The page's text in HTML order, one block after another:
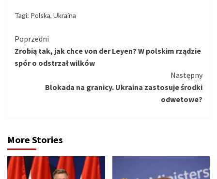
Tagi: Polska, Ukraina
Kontynuuj
czytanie
Poprzedni
Zrobią tak, jak chce von der Leyen? W polskim rządzie
spór o odstrzał wilków
Następny
Blokada na granicy. Ukraina zastosuje środki
odwetowe?
More Stories